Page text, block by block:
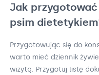
Jak
psim
Przygotowując się do
warto mieć dziennik
wizytą. Przygotuj listę